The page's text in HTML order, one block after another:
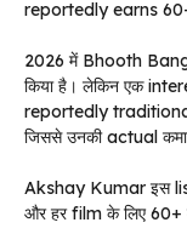
reportedly earns
2026 में Bhooth
किया है। लेकिन एक
reportedly
जिससे उनकी actual
Akshay Kumar इस
और हर film के लिए